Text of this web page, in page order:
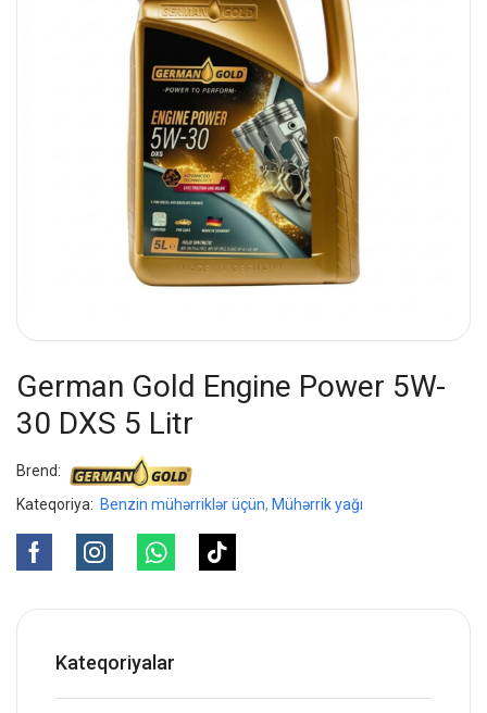
German Gold Engine Power 5W-
30 DXS 5 Litr
Brend:
Kateqoriya: Benzin mühərriklər üçün, Mühərrik yağı
Kateqoriyalar